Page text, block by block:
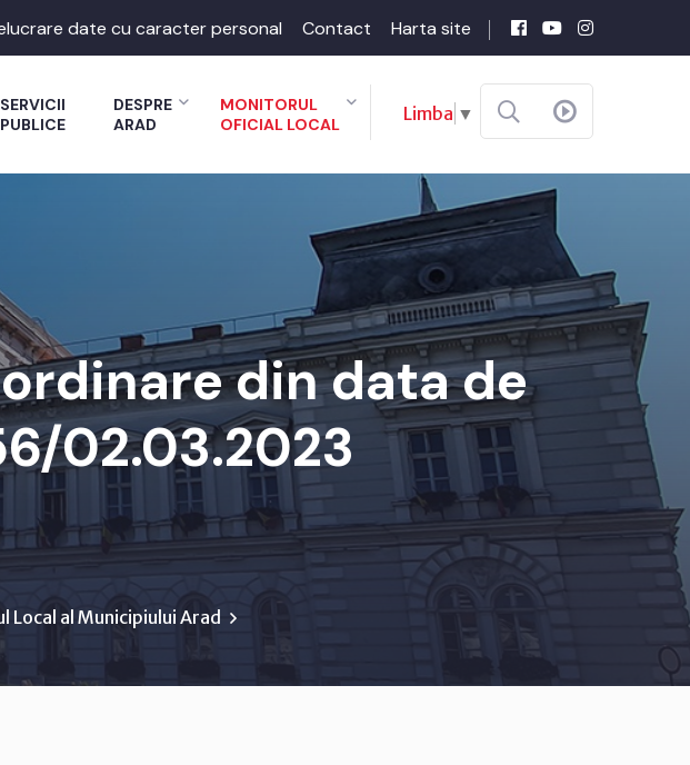
date cu caracter personal Contact Harta site
SERVICII
PUBLICE
DESPRE
ARAD
MONITORUL
OFICIAL LOCAL
Limba ▼
din data de
02.03.2023
Local al Municipiului Arad